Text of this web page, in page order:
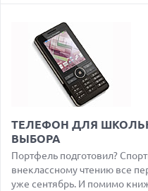
ДЕФИЦИТ ПАМЯТИ DRAM
IPHONE 18 PRO
07.08.2026
HUAWEI ПРЕДСТАВИЛА
MATEBOOK PRO S С OLED-
ДАННЫХ МИЛЛИОНОВ
07.08.2026
ЭЛЕКТРИЧЕСКИЙ ПИКАП
ПОВТОРИТ УСПЕХ
ТЕЛЕФОН ДЛЯ
ВЫБОРА
Портфель подготовил?
внеклассному чтению все
уже сентябрь. И помимо